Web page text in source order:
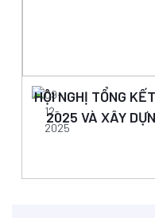
HỘI NGHỊ TỔNG
2025 VÀ XÂY
09-
12-
2025